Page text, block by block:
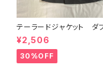
テーラードジャケット
グレー オーバーサイズ
¥2,506
30%OFF